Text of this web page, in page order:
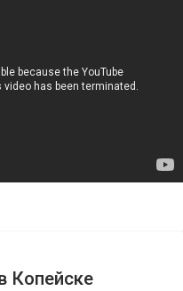
Копейске